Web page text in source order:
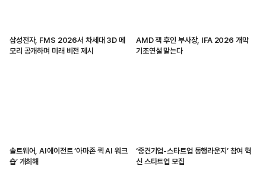
삼성전자, FMS 2026서 차세대 3D 메
모리 공개하며 미래 비전 제시
AMD 잭 후인 부사장, IFA 2026 개막
기조연설 맡는다
솔트웨어, AI에이전트 ‘아마존 퀵 AI 워크
숍’ 개최해
‘중견기업-스타트업 동행라운지’ 참여 혁
신 스타트업 모집